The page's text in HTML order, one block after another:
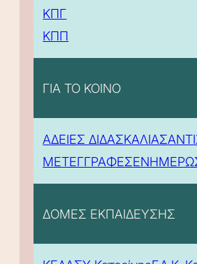
ΚΠΓ
ΚΠΠ
ΓΙΑ ΤΟ ΚΟΙΝΟ
ΑΔΕΙΕΣ ΔΙΔΑΣΚΑΛΙΑΣ
ΜΕΤΕΓΓΡΑΦΕΣ
ΔΟΜΕΣ ΕΚΠΑΙΔΕΥΣΗΣ